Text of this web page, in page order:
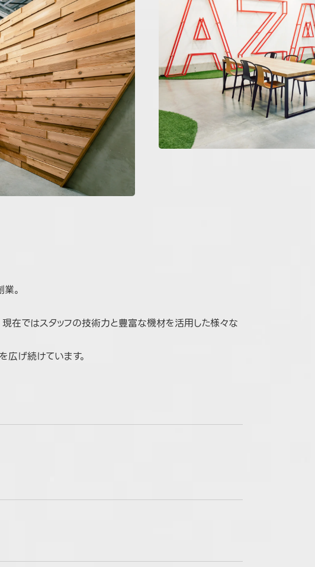
。
在ではスタッフの技術力と豊富な機材を活用した様々な
げ続けています。